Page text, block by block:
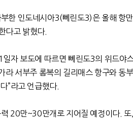
한 인도네시아3(뻬린도3)은 올해 항
다고 밝혔다.
자 보도에 따르면 뻬린도3의 위드야
라 서부주 롬복의 길리매스 항구와 동
”라고 언급했다.
20만~30만개로 지어질 예정이다.